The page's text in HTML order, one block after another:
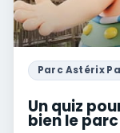
Parc Astérix
Un quiz
bien le